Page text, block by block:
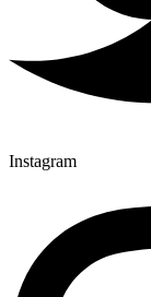
Instagram